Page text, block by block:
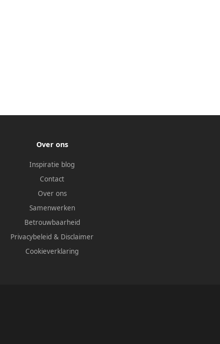
Over ons
Inspiratie blog
Contact
Over ons
Samenwerken
Betrouwbaarheid
Privacybeleid & Disclaimer
Cookieverklaring